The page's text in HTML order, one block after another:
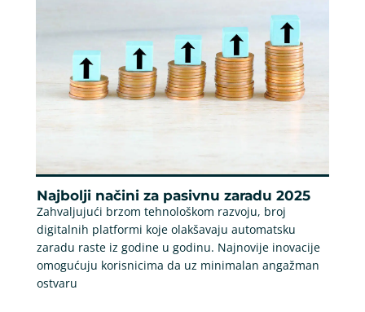
Najbolji načini za pasivnu zaradu 2025
Zahvaljujući brzom tehnološkom razvoju, broj
digitalnih platformi koje olakšavaju automatsku
zaradu raste iz godine u godinu. Najnovije inovacije
omogućuju korisnicima da uz minimalan angažman
ostvaru